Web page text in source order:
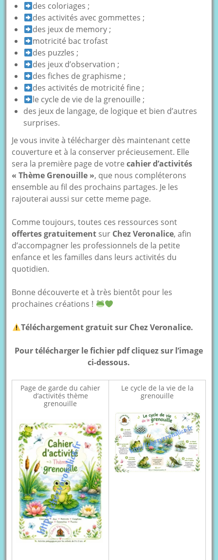
des coloriages ;
des activités avec gommettes ;
des jeux de memory ;
motricité bac trofast
des puzzles ;
des jeux d’observation ;
des fiches de graphisme ;
des activités de motricité fine ;
le cycle de vie de la grenouille ;
des jeux de langage, de logique et bien d’autres
surprises.
Je vous invite à télécharger dès maintenant cette
couverture et à la conserver précieusement. Elle
sera la première page de votrecahier d’activités
« Thème Grenouille », que nous compléterons
ensemble au fil des prochains partages. Je les
rajouterai aussi sur cette meme page.
Comme toujours, toutes ces ressources sont
offertes gratuitement sur Chez Veronalice, afin
d’accompagner les professionnels de la petite
enfance et les familles dans leurs activités du
quotidien.
Bonne découverte et à très bientôt pour les
prochaines créations !
Téléchargement gratuit sur Chez Veronalice.
Pour télécharger le fichier pdf cliquez sur l’image
ci-dessous.
Page de garde du cahier
d’activités thème
grenouille
Le cycle de la vie de la
grenouille